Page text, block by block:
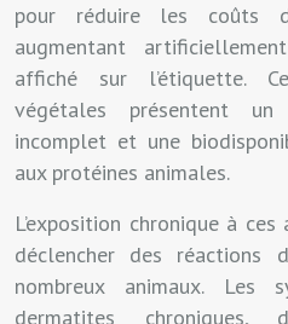
pour réduire les coûts
augmentant
affiché sur l’étiquette.
végétales présentent un
incomplet et une
aux protéines animales.
L’exposition chronique à
déclencher des réactions
nombreux animaux. Les
dermatites chroniques,